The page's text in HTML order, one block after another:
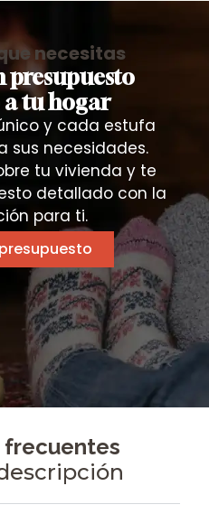
necesitas
presupuesto
tu hogar
y cada estufa
sus necesidades.
tu vivienda y te
detallado con la
para ti.
frecuentes